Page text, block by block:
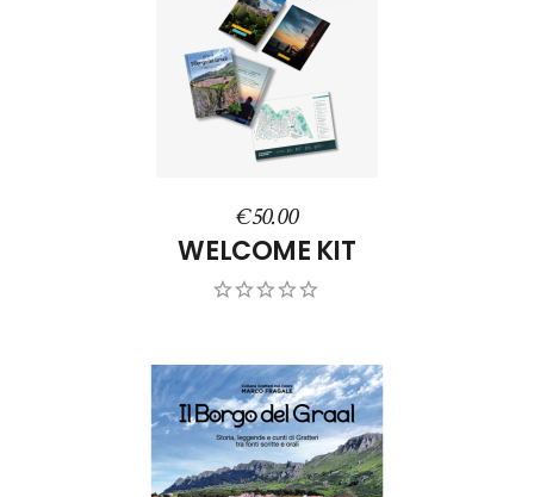
AGGIUNGI AL CARRELLO
€50.00
WELCOME KIT